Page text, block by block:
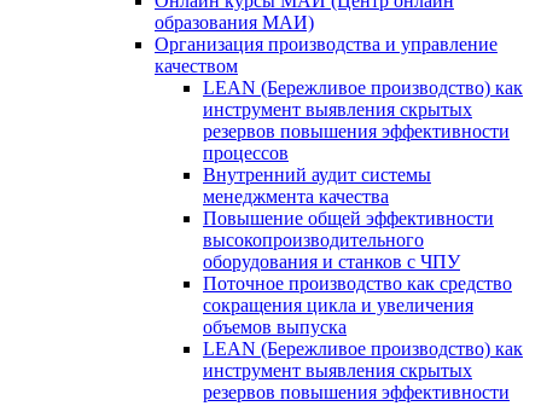
образования МАИ)
Организация производства и управление
качеством
LEAN (Бережливое производство) как
инструмент выявления скрытых
резервов повышения эффективности
процессов
Внутренний аудит системы
менеджмента качества
Повышение общей эффективности
высокопроизводительного
оборудования и станков с ЧПУ
Поточное производство как средство
сокращения цикла и увеличения
объемов выпуска
LEAN (Бережливое производство) как
инструмент выявления скрытых
резервов повышения эффективности